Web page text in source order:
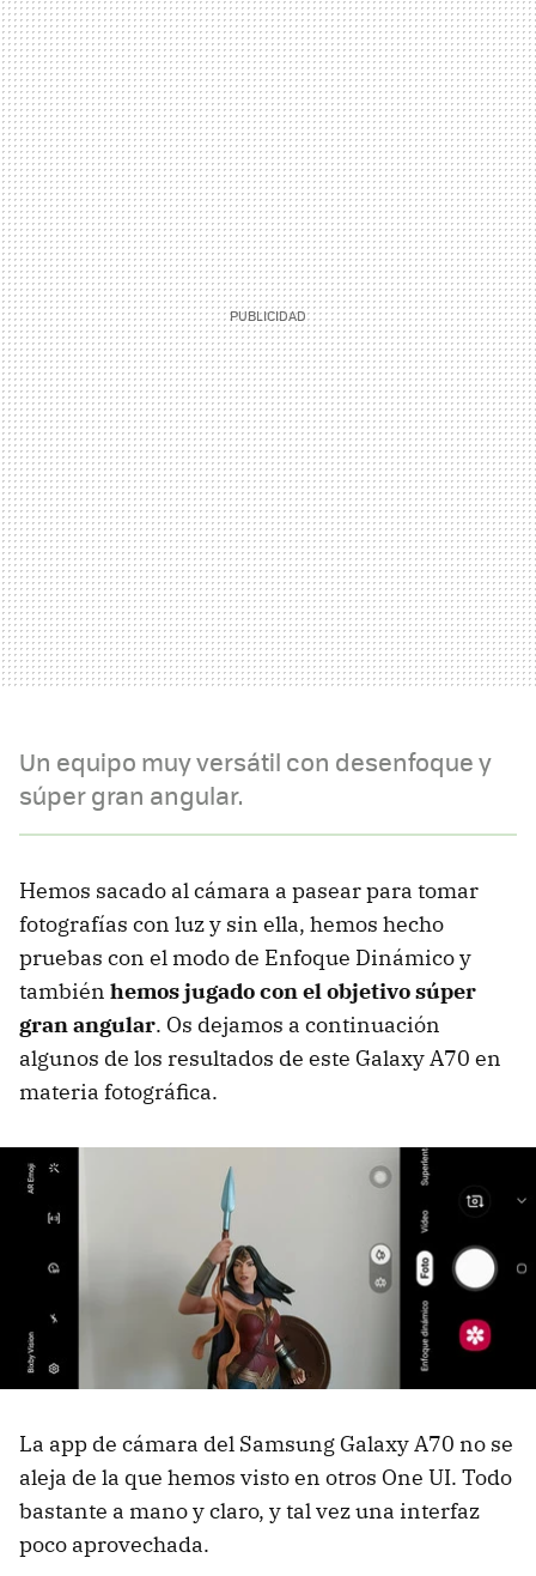
Un equipo muy versátil con desenfoque y
súper gran angular.
Hemos sacado al cámara a pasear para tomar
fotografías con luz y sin ella, hemos hecho
pruebas con el modo de Enfoque Dinámico y
también hemos jugado con el objetivo súper
gran angular. Os dejamos a continuación
algunos de los resultados de este Galaxy A70 en
materia fotográfica.
La app de cámara del Samsung Galaxy A70 no se
aleja de la que hemos visto en otros One UI. Todo
bastante a mano y claro, y tal vez una interfaz
poco aprovechada.